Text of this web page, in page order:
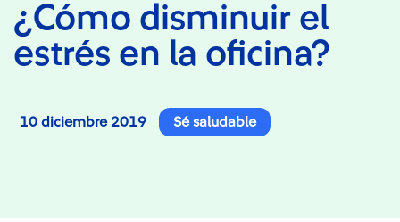
¿Cómo disminuir el
estrés en la oficina?
10 diciembre 2019 Sé saludable